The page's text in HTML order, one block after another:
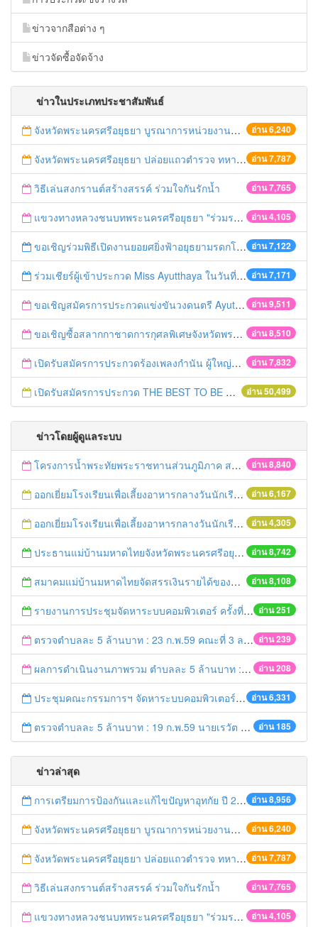
ข่าวจากสือต่าง ๆ
ข่าวจัดซื้อจัดจ้าง
ข่าวในประเภทประชาสัมพันธ์
อ่าน 6,240
จังหวัดพระนครศรีอยุธยา บูรณาการหน่วยงานที่เกี่ยวข้อง ลงพื้นที่จัดระเบียบและดำเนินมาตรการตามบทลงโทษสูงสุดกับผู้ประกอบการร้านค้าที่ยังฝ่าฝืนตั้งร้านค้ารุกล้ำเขตพื้นที่ทางหลวง เตรียมความปลอดภัยก่อนเทศกาลสงกรานต์
อ่าน 7,787
จังหวัดพระนครศรีอยุธยา ปล่อยแถวตำรวจ ทหาร ฝ่ายปกครอง กว่า 100 นาย ตรวจเข้มท่ารถสาธารณะ สถานีขนส่งรถโดยสาร วินรถตู้ และสถานีรถไฟ เตรียมรับมือเทศกาลสงกรานต์
อ่าน 7,765
วิธีเล่นสงกรานต์สร้างสรรค์ ร่วมใจกันรักน้ำ
อ่าน 4,105
แขวงทางหลวงชนบทพระนครศรีอยุธยา "ร่วมรณรงค์ ขับช้า เปิดไฟหน้า คาดเข็มขัด" เทศกาลสงกรานต์ ปี 2561
อ่าน 7,122
ขอเชิญร่วมพิธีเปิดงานยอยศยิ่งฟ้าอยุธยามรดกโลก
อ่าน 7,171
ร่วมเชียร์ผู้เข้าประกวด Miss Ayutthaya ในวันที่ 15 ธันวาคม 2560
อ่าน 9,511
ขอเชิญสมัครการประกวดแข่งขันวงดนตรี Ayutthaya battle of the bands
อ่าน 8,510
ขอเชิญซื้อสลากกาชาดการกุศลพิเศษจังหวัดพระนครศรีอยุธยา 2560
อ่าน 7,832
เปิดรับสมัครการประกวดร้องเพลงกำนัน ผู้ใหญ่บ้าน ฯลฯ
อ่าน 50,499
เปิดรับสมัครการประกวด THE BEST TO BE NUMBER ONE
ข่าวโดยผู้ดูแลระบบ
อ่าน 8,840
โครงการน้ำพระทัยพระราชทานส่วนภูมิภาค สภาสังคมสงเคราะห์แห่งประเทศไทย ในพระบรมราชูปถัมภ์ ประจำปี 2559
อ่าน 6,167
ออกเยี่ยมโรงเรียนเพื่อเลี้ยงอาหารกลางวันนักเรียนโรงเรียนที่อยู่ห่างไกลในพื้นที่ จ.พระนครศรีอยุธยา (โรงเรียนวัดลำตะเคียน)
อ่าน 4,305
ออกเยี่ยมโรงเรียนเพื่อเลี้ยงอาหารกลางวันนักเรียนโรงเรียนที่อยู่ห่างไกลในพื้นที่ จ.พระนครศรีอยุธยา (โรงเรียนวัดสนามทอง)
อ่าน 8,742
ประธานแม่บ้านมหาดไทยจังหวัดพระนครศรีอยุธยา และคณะฯ ออกเยี่ยมเยาวชนที่ได้รับทุนจากมูลนิธิร่วมจิตต์น้อมเกล้าฯ ปีการศึกษา 2558
อ่าน 8,108
สมาคมแม่บ้านมหาดไทยจัดสรรเงินรายได้ของสมาคมฯมอบทุนการศึกษา ประจำปี 2559
อ่าน 251
รายงานการประชุมจัดหาระบบคอมพิวเตอร์ ครั้งที่ 1 / 2559
อ่าน 239
ตรวจตำบลละ 5 ล้านบาท : 23 ก.พ.59 คณะที่ 3 ลงพื้นที่ อ.บางปะอิน
อ่าน 208
ผลการดำเนินงานภาพรวม ตำบลละ 5 ล้านบาท : 21 ก.พ. 59 เวลา 20.20 น.
อ่าน 6,331
ประชุมคณะกรรมการฯ จัดหาระบบคอมพิวเตอร์ ครั้งที่ 1/2559
อ่าน 185
ตรวจตำบลละ 5 ล้านบาท : 19 ก.พ.59 นายเรวัต ประสงค์ รอง ผวจ.1 ลงพื้นที่ อ.ท่าเรือ
ข่าวล่าสุด
อ่าน 8,956
การเตรียมการป้องกันและแก้ไขปัญหาอุทกัย ปี 2561
อ่าน 6,240
จังหวัดพระนครศรีอยุธยา บูรณาการหน่วยงานที่เกี่ยวข้อง ลงพื้นที่จัดระเบียบและดำเนินมาตรการตามบทลงโทษสูงสุดกับผู้ประกอบการร้านค้าที่ยังฝ่าฝืนตั้งร้านค้ารุกล้ำเขตพื้นที่ทางหลวง เตรียมความปลอดภัยก่อนเทศกาลสงกรานต์
อ่าน 7,787
จังหวัดพระนครศรีอยุธยา ปล่อยแถวตำรวจ ทหาร ฝ่ายปกครอง กว่า 100 นาย ตรวจเข้มท่ารถสาธารณะ สถานีขนส่งรถโดยสาร วินรถตู้ และสถานีรถไฟ เตรียมรับมือเทศกาลสงกรานต์
อ่าน 7,765
วิธีเล่นสงกรานต์สร้างสรรค์ ร่วมใจกันรักน้ำ
อ่าน 4,105
แขวงทางหลวงชนบทพระนครศรีอยุธยา "ร่วมรณรงค์ ขับช้า เปิดไฟหน้า คาดเข็มขัด" เทศกาลสงกรานต์ ปี 2561